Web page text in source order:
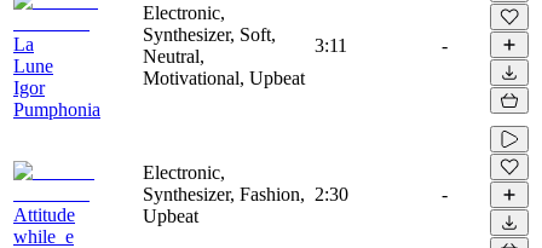
La
Lune
Igor
Pumphonia
Electronic,
Synthesizer, Soft,
Neutral,
Motivational, Upbeat
3:11 -
Attitude
while_e
Electronic,
Synthesizer, Fashion,
Upbeat
2:30 -